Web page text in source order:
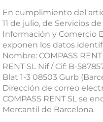
En cumplimiento del
11 de julio, de Servicios
Información y Comercio
exponen los datos
Nombre: COMPASS
RENT SL Nif / Cif: B-
Blat 1-3 08503 Gurb
Dirección de correo
COMPASS RENT SL se
Mercantil de Barcelona.